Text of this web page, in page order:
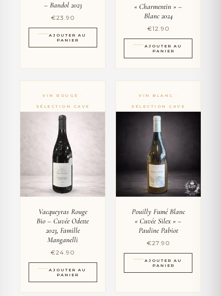
– Bandol 2023
€23.90
AJOUTER AU
PANIER
« Charmentin » –
Blanc 2024
€12.90
AJOUTER AU
PANIER
Vacqueyras Rouge
Bio – Cuvée Odette
2023, Famille
Manganelli
€24.90
AJOUTER AU
PANIER
Pouilly Fumé Blanc
« Cuvée Silex » –
Pauline Pabiot
€27.90
AJOUTER AU
PANIER